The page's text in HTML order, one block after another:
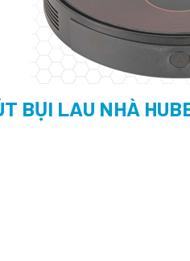
BỤI LAU NHÀ